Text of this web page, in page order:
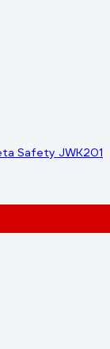
Safety JWK201